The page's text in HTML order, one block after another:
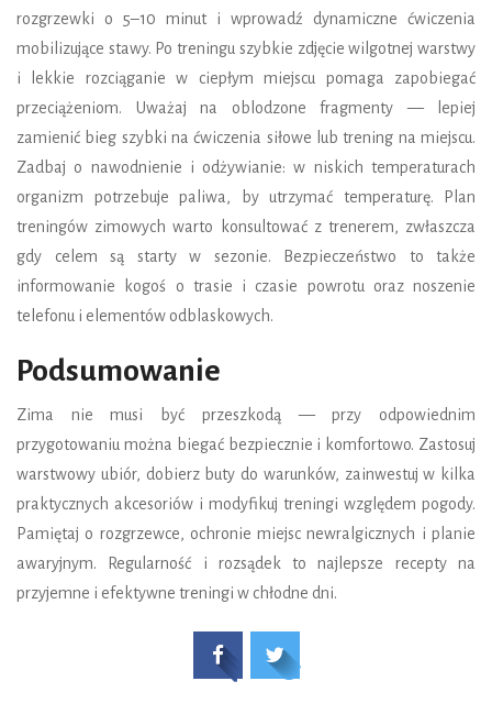
rozgrzewki o 5–10 minut i wprowadź dynamiczne ćwiczenia
mobilizujące stawy. Po treningu szybkie zdjęcie wilgotnej warstwy
i lekkie rozciąganie w ciepłym miejscu pomaga zapobiegać
przeciążeniom. Uważaj na oblodzone fragmenty — lepiej
zamienić bieg szybki na ćwiczenia siłowe lub trening na miejscu.
Zadbaj o nawodnienie i odżywianie: w niskich temperaturach
organizm potrzebuje paliwa, by utrzymać temperaturę. Plan
treningów zimowych warto konsultować z trenerem, zwłaszcza
gdy celem są starty w sezonie. Bezpieczeństwo to także
informowanie kogoś o trasie i czasie powrotu oraz noszenie
telefonu i elementów odblaskowych.
Podsumowanie
Zima nie musi być przeszkodą — przy odpowiednim
przygotowaniu można biegać bezpiecznie i komfortowo. Zastosuj
warstwowy ubiór, dobierz buty do warunków, zainwestuj w kilka
praktycznych akcesoriów i modyfikuj treningi względem pogody.
Pamiętaj o rozgrzewce, ochronie miejsc newralgicznych i planie
awaryjnym. Regularność i rozsądek to najlepsze recepty na
przyjemne i efektywne treningi w chłodne dni.